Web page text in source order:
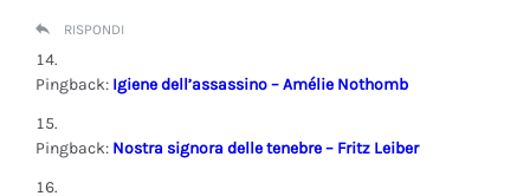
RISPONDI
Pingback: Igiene dell’assassino – Amélie Nothomb
Pingback: Nostra signora delle tenebre – Fritz Leiber